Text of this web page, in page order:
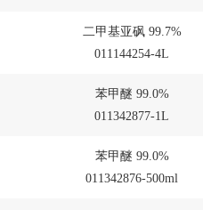
二甲基亚砜 99.7%
011144254-4L
苯甲醚 99.0%
011342877-1L
苯甲醚 99.0%
011342876-500ml